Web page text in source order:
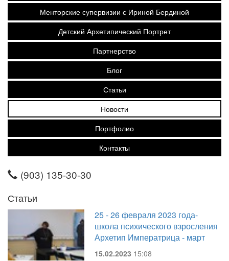
Менторские супервизии с Ириной Бердиной
Детский Архетипический Портрет
Партнерство
Блог
Статьи
Новости
Портфолио
Контакты
(903) 135-30-30
Статьи
25 - 26 февраля 2023 года-
школа психического взросления
Архетип Императрица - март
15.02.2023 15:08